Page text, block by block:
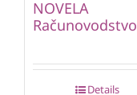
NOVELA
Računovodstvo
Details